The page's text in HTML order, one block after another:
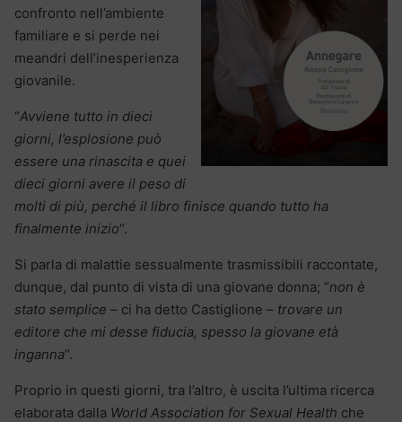
confronto nell’ambiente
familiare e si perde nei
meandri dell’inesperienza
giovanile.
“Avviene tutto in dieci
giorni, l’esplosione può
essere una rinascita e quei
dieci giorni avere il peso di
molti di più, perché il libro finisce quando tutto ha
finalmente inizio“.
Si parla di malattie sessualmente trasmissibili raccontate,
dunque, dal punto di vista di una giovane donna; “non è
stato semplice – ci ha detto Castiglione – trovare un
editore che mi desse fiducia, spesso la giovane età
inganna“.
Proprio in questi giorni, tra l’altro, è uscita l’ultima ricerca
elaborata dalla World Association for Sexual Health che